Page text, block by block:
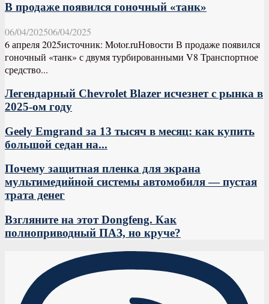
В продаже появился гоночный «танк»
06/04/202506/04/2025
6 апреля 2025источник: Motor.ruНовости В продаже появился
гоночный «танк» с двумя турбированными V8 Транспортное
средство...
Легендарный Chevrolet Blazer исчезнет с рынка в
2025-ом году
Geely Emgrand за 13 тысяч в месяц: как купить
большой седан на...
Почему защитная пленка для экрана
мультимедийной системы автомобиля — пустая
трата денег
Взгляните на этот Dongfeng. Как
полноприводный ПАЗ, но круче?